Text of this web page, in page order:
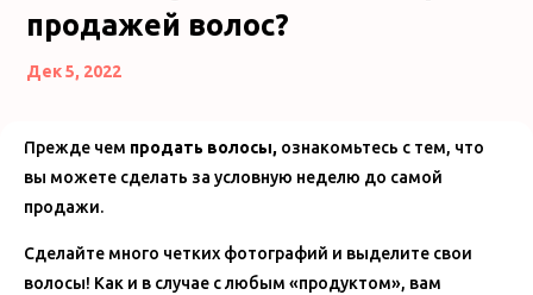
продажей волос?
Дек 5, 2022
Прежде чем продать волосы, ознакомьтесь с тем, что
вы можете сделать за условную неделю до самой
продажи.
Сделайте много четких фотографий и выделите свои
волосы! Как и в случае с любым «продуктом», вам